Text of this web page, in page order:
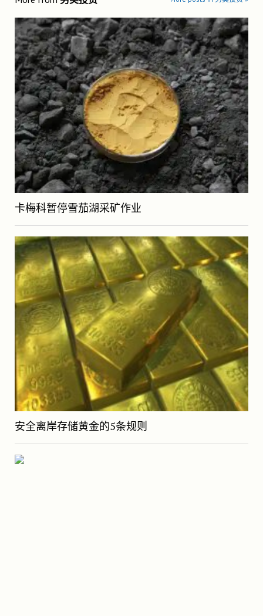
卡梅科暂停雪茄湖采矿作业
安全离岸存储黄金的5条规则